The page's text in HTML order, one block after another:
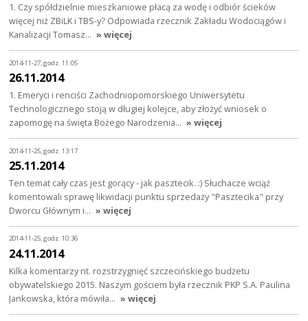
1. Czy spółdzielnie mieszkaniowe płacą za wodę i odbiór ścieków
więcej niż ZBiLK i TBS-y? Odpowiada rzecznik Zakładu Wodociągów i
Kanalizacji Tomasz… » więcej
2014-11-27, godz. 11:05
26.11.2014
1. Emeryci i renciści Zachodniopomorskiego Uniwersytetu
Technologicznego stoją w długiej kolejce, aby złożyć wniosek o
zapomogę na święta Bożego Narodzenia… » więcej
2014-11-25, godz. 13:17
25.11.2014
Ten temat cały czas jest gorący - jak pasztecik. :) Słuchacze wciąż
komentowali sprawę likwidacji punktu sprzedaży "Pasztecika" przy
Dworcu Głównym i… » więcej
2014-11-25, godz. 10:36
24.11.2014
Kilka komentarzy nt. rozstrzygnięć szczecińskiego budżetu
obywatelskiego 2015. Naszym gościem była rzecznik PKP S.A. Paulina
Jankowska, która mówiła… » więcej